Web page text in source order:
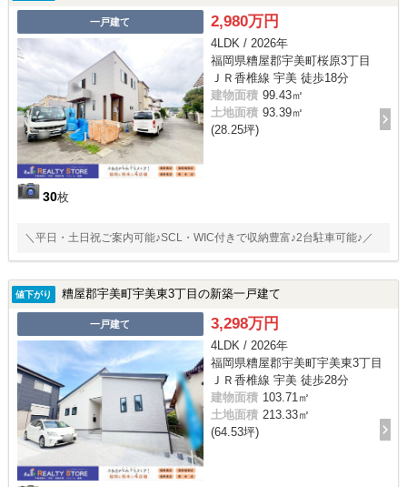
一戸建て
30枚
2,980万円
4LDK / 2026年
福岡県糟屋郡宇美町桜原3丁目
ＪＲ香椎線 宇美 徒歩18分
建物面積 99.43㎡
土地面積 93.39㎡
(28.25坪)
＼平日・土日祝ご案内可能♪SCL・WIC付きで収納豊富♪2台駐車可能♪／
値下がり 糟屋郡宇美町宇美東3丁目の新築一戸建て
一戸建て 3,298万円
4LDK / 2026年
福岡県糟屋郡宇美町宇美東3丁目
ＪＲ香椎線 宇美 徒歩28分
建物面積 103.71㎡
土地面積 213.33㎡
(64.53坪)